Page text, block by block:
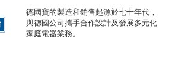
德國寶的製造和銷售起源於七十年代，
與德國公司攜手合作設計及發展多元化
家庭電器業務。